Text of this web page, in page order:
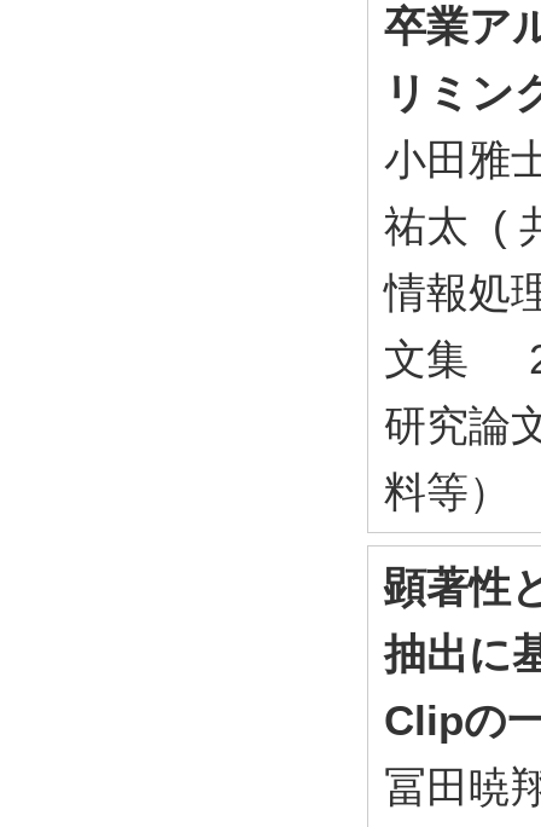
卒業ア
リミン
小田雅
祐太 (
情報処
文集
研究論
料等）
顕著性
抽出に
Clipの
冨田暁